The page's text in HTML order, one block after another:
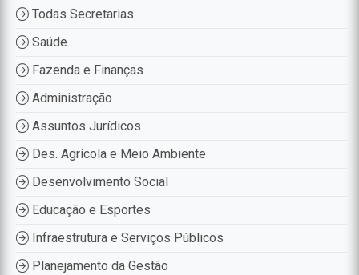
Todas Secretarias
Saúde
Fazenda e Finanças
Administração
Assuntos Jurídicos
Des. Agrícola e Meio Ambiente
Desenvolvimento Social
Educação e Esportes
Infraestrutura e Serviços Públicos
Planejamento da Gestão